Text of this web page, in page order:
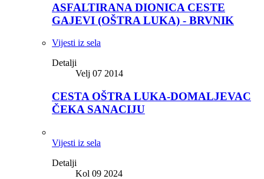
ASFALTIRANA DIONICA CESTE
GAJEVI (OŠTRA LUKA) - BRVNIK
Vijesti iz sela
Detalji
Velj 07 2014
CESTA OŠTRA LUKA-DOMALJEVAC
ČEKA SANACIJU
Vijesti iz sela
Detalji
Kol 09 2024